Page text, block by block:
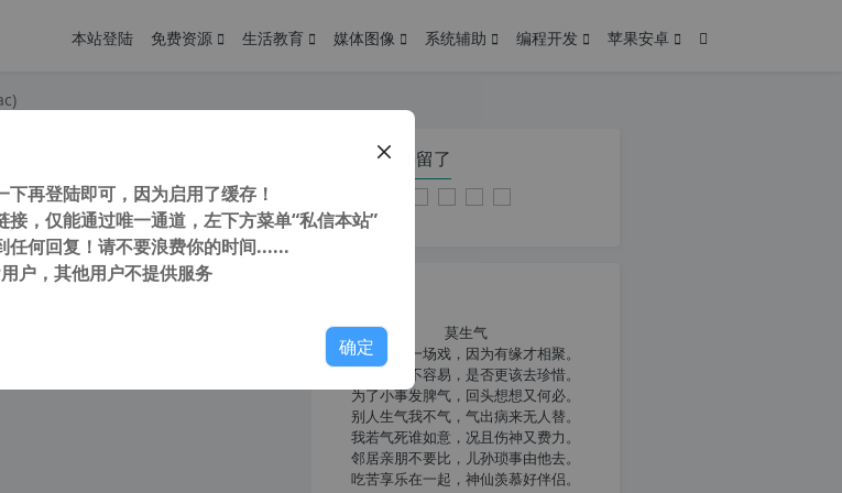
本站登陆 免费资源 生活教育 媒体图像 系统辅助 编程开发 苹果安卓
v20.0.1122552 中文破解版(附激活文件+安装教程)
注意： 由于网站空间位于国
您在本页停留了
莫生气
人生就像一场戏，因为有缘才相聚。
相扶到老不容易，是否更该去珍惜。
为了小事发脾气，回头想想又何必。
别人生气我不气，气出病来无人替。
我若气死谁如意，况且伤神又费力。
邻居亲朋不要比，儿孙琐事由他去。
吃苦享乐在一起，神仙羡慕好伴侣。
再登陆即可，因为启用了缓存！
，仅能通过唯一通道，左下方菜单“私信本站”
任何回复！请不要浪费你的时间......
户，其他用户不提供服务
确定